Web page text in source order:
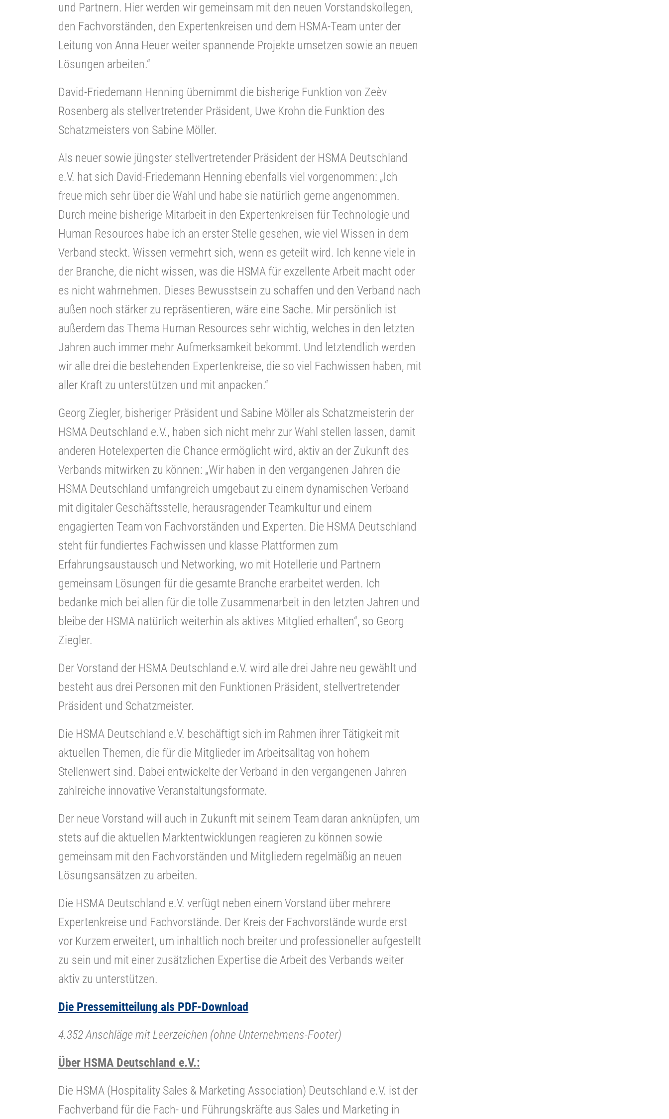
und Partnern. Hier werden wir gemeinsam mit den neuen Vorstandskollegen,
den Fachvorständen, den Expertenkreisen und dem HSMA-Team unter der
Leitung von Anna Heuer weiter spannende Projekte umsetzen sowie an neuen
Lösungen arbeiten.“
David-Friedemann Henning übernimmt die bisherige Funktion von Zeèv
Rosenberg als stellvertretender Präsident, Uwe Krohn die Funktion des
Schatzmeisters von Sabine Möller.
Als neuer sowie jüngster stellvertretender Präsident der HSMA Deutschland
e.V. hat sich David-Friedemann Henning ebenfalls viel vorgenommen: „Ich
freue mich sehr über die Wahl und habe sie natürlich gerne angenommen.
Durch meine bisherige Mitarbeit in den Expertenkreisen für Technologie und
Human Resources habe ich an erster Stelle gesehen, wie viel Wissen in dem
Verband steckt. Wissen vermehrt sich, wenn es geteilt wird. Ich kenne viele in
der Branche, die nicht wissen, was die HSMA für exzellente Arbeit macht oder
es nicht wahrnehmen. Dieses Bewusstsein zu schaffen und den Verband nach
außen noch stärker zu repräsentieren, wäre eine Sache. Mir persönlich ist
außerdem das Thema Human Resources sehr wichtig, welches in den letzten
Jahren auch immer mehr Aufmerksamkeit bekommt. Und letztendlich werden
wir alle drei die bestehenden Expertenkreise, die so viel Fachwissen haben, mit
aller Kraft zu unterstützen und mit anpacken.“
Georg Ziegler, bisheriger Präsident und Sabine Möller als Schatzmeisterin der
HSMA Deutschland e.V., haben sich nicht mehr zur Wahl stellen lassen, damit
anderen Hotelexperten die Chance ermöglicht wird, aktiv an der Zukunft des
Verbands mitwirken zu können: „Wir haben in den vergangenen Jahren die
HSMA Deutschland umfangreich umgebaut zu einem dynamischen Verband
mit digitaler Geschäftsstelle, herausragender Teamkultur und einem
engagierten Team von Fachvorständen und Experten. Die HSMA Deutschland
steht für fundiertes Fachwissen und klasse Plattformen zum
Erfahrungsaustausch und Networking, wo mit Hotellerie und Partnern
gemeinsam Lösungen für die gesamte Branche erarbeitet werden. Ich
bedanke mich bei allen für die tolle Zusammenarbeit in den letzten Jahren und
bleibe der HSMA natürlich weiterhin als aktives Mitglied erhalten“, so Georg
Ziegler.
Der Vorstand der HSMA Deutschland e.V. wird alle drei Jahre neu gewählt und
besteht aus drei Personen mit den Funktionen Präsident, stellvertretender
Präsident und Schatzmeister.
Die HSMA Deutschland e.V. beschäftigt sich im Rahmen ihrer Tätigkeit mit
aktuellen Themen, die für die Mitglieder im Arbeitsalltag von hohem
Stellenwert sind. Dabei entwickelte der Verband in den vergangenen Jahren
zahlreiche innovative Veranstaltungsformate.
Der neue Vorstand will auch in Zukunft mit seinem Team daran anknüpfen, um
stets auf die aktuellen Marktentwicklungen reagieren zu können sowie
gemeinsam mit den Fachvorständen und Mitgliedern regelmäßig an neuen
Lösungsansätzen zu arbeiten.
Die HSMA Deutschland e.V. verfügt neben einem Vorstand über mehrere
Expertenkreise und Fachvorstände. Der Kreis der Fachvorstände wurde erst
vor Kurzem erweitert, um inhaltlich noch breiter und professioneller aufgestellt
zu sein und mit einer zusätzlichen Expertise die Arbeit des Verbands weiter
aktiv zu unterstützen.
Die Pressemitteilung als PDF-Download
4.352 Anschläge mit Leerzeichen (ohne Unternehmens-Footer)
Über HSMA Deutschland e.V.:
Die HSMA (Hospitality Sales & Marketing Association) Deutschland e.V. ist der
Fachverband für die Fach- und Führungskräfte aus Sales und Marketing in